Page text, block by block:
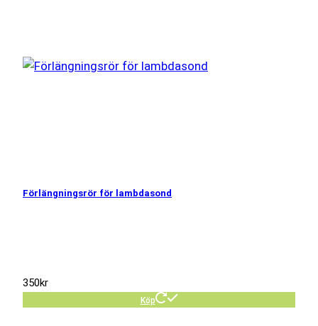
Förlängningsrör för lambdasond
350kr
Köp